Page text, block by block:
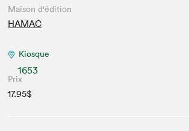
Maison d'édition
HAMAC
Kiosque
1653
Prix
17.95$